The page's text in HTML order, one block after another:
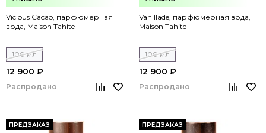
Vicious Cacao, парфюмерная
вода, Maison Tahite
100 мл
12 900 ₽
Распродано
Vanillade, парфюмерная вода,
Maison Tahite
100 мл
12 900 ₽
Распродано
ПРЕДЗАКАЗ ПРЕДЗАКАЗ